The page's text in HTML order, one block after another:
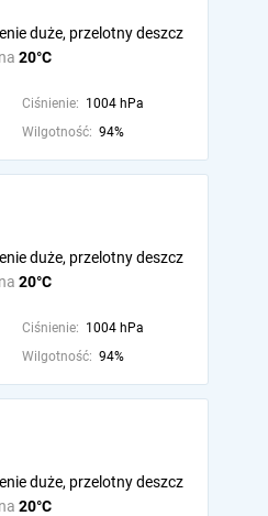
20°C
duże, przelotny deszcz
Ciśnienie: 1004 hPa
Wilgotność: 94%
20°C
duże, przelotny deszcz
Ciśnienie: 1004 hPa
Wilgotność: 94%
20°C
duże, przelotny deszcz